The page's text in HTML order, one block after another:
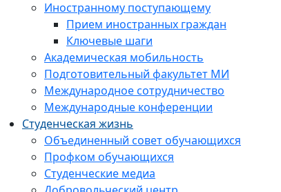
Иностранному поступающему
Прием иностранных граждан
Ключевые шаги
Академическая мобильность
Подготовительный факультет МИ
Международное сотрудничество
Международные конференции
Студенческая жизнь
Объединенный совет обучающихся
Профком обучающихся
Студенческие медиа